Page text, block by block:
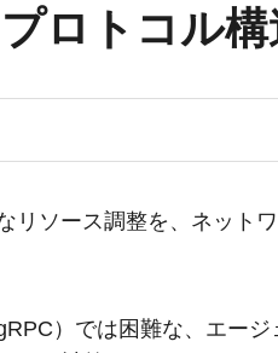
ロトコル構
ソース調整を、ネット
）では困難な、エー